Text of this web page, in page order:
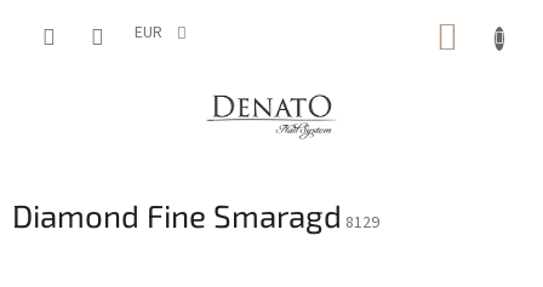
EUR
PANIER
Diamond Fine Smaragd 8129